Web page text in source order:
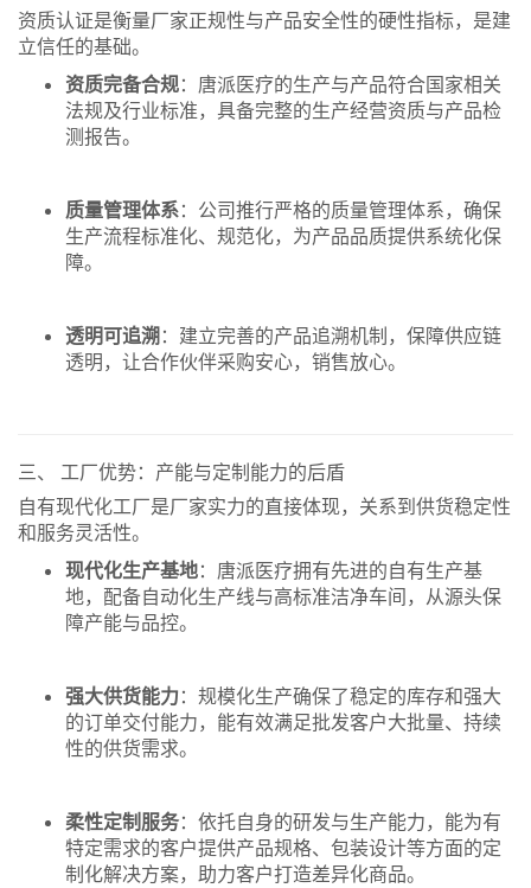
资质认证是衡量厂家正规性与产品安全性的硬性指标，是建
立信任的基础。
资质完备合规：唐派医疗的生产与产品符合国家相关
法规及行业标准，具备完整的生产经营资质与产品检
测报告。
质量管理体系：公司推行严格的质量管理体系，确保
生产流程标准化、规范化，为产品品质提供系统化保
障。
透明可追溯：建立完善的产品追溯机制，保障供应链
透明，让合作伙伴采购安心，销售放心。
三、 工厂优势：产能与定制能力的后盾
自有现代化工厂是厂家实力的直接体现，关系到供货稳定性
和服务灵活性。
现代化生产基地：唐派医疗拥有先进的自有生产基
地，配备自动化生产线与高标准洁净车间，从源头保
障产能与品控。
强大供货能力：规模化生产确保了稳定的库存和强大
的订单交付能力，能有效满足批发客户大批量、持续
性的供货需求。
柔性定制服务：依托自身的研发与生产能力，能为有
特定需求的客户提供产品规格、包装设计等方面的定
制化解决方案，助力客户打造差异化商品。